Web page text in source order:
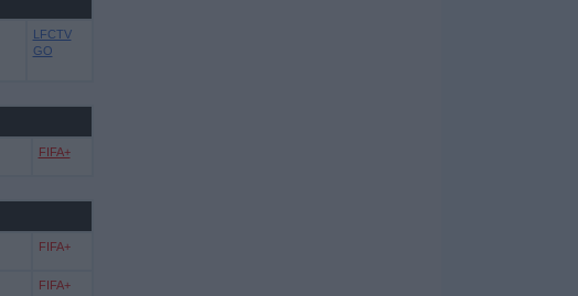
LFCTV
GO
FIFA+
FIFA+
FIFA+